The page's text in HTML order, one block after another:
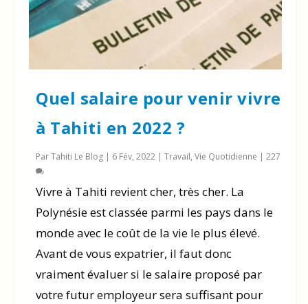
Quel salaire pour venir vivre
à Tahiti en 2022 ?
ParTahiti Le Blog | 6 Fév, 2022 |Travail,Vie Quotidienne |227
Vivre à Tahiti revient cher, très cher. La
Polynésie est classée parmi les pays dans le
monde avec le coût de la vie le plus élevé.
Avant de vous expatrier, il faut donc
vraiment évaluer si le salaire proposé par
votre futur employeur sera suffisant pour